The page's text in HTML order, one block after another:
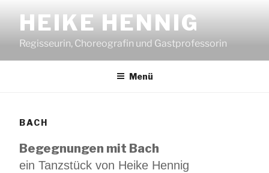
HEIKE HENNIG
Regisseurin, Choreografin und Gastprofessorin
Menü
BACH
Begegnungen mit Bach
ein Tanzstück von Heike Hennig